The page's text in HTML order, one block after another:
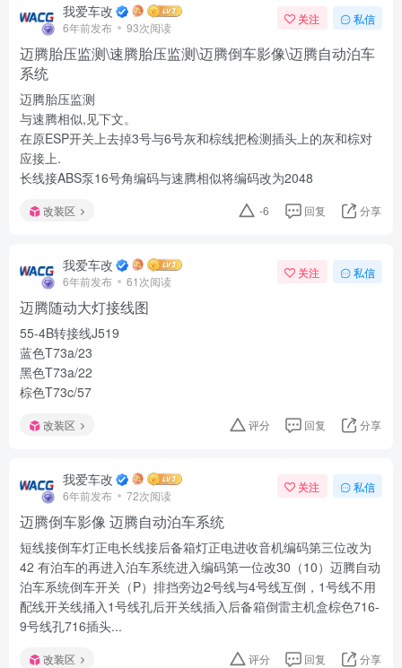
我爱车改
6年前发布 93次阅读
关注 私信
迈腾胎压监测\速腾胎压监测\迈腾倒车影像\迈腾自动泊车
系统
迈腾胎压监测
与速腾相似,见下文。
在原ESP开关上去掉3号与6号灰和棕线把检测插头上的灰和棕对
应接上.
长线接ABS泵16号角编码与速腾相似将编码改为2048
改装区 -6 回复 分享
我爱车改
6年前发布 61次阅读
关注 私信
迈腾随动大灯接线图
55-4B转接线J519
蓝色T73a/23
黑色T73a/22
棕色T73c/57
改装区 评分 回复 分享
我爱车改
6年前发布 72次阅读
关注 私信
迈腾倒车影像 迈腾自动泊车系统
短线接倒车灯正电长线接后备箱灯正电进收音机编码第三位改为
42 有泊车的再进入泊车系统进入编码第一位改30（10）迈腾自动
泊车系统倒车开关（P）排挡旁边2号线与4号线互倒，1号线不用
配线开关线捅入1号线孔后开关线插入后备箱倒雷主机盒棕色716-
9号线孔716插头...
改装区 评分 回复 分享